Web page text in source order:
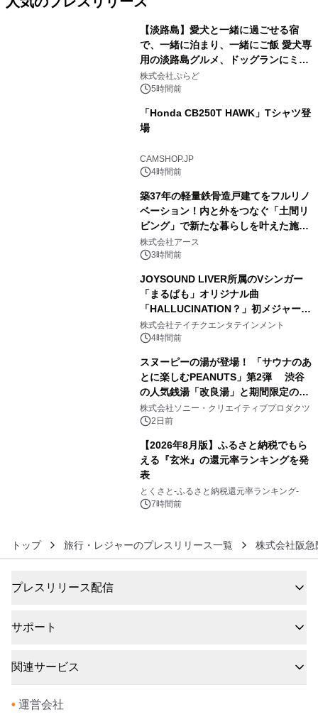
【淡路島】愛犬と一緒に過ごせる宿
で、一緒に泊まり、一緒にご飯 愛犬専
用の淡路島グルメ、ドッグランにミニ
プール グランピングとトレーラーハウ
スの2施設で
株式会社ぷらど
5時間前
「Honda CB250T HAWK」Tシャツ登
場
CAMSHOP.JP
4時間前
築37年の軽量鉄骨造戸建てをフルリノ
ベーション！内と外をつなぐ「土間リ
ビング」で新たな暮らしを叶えた施工
事例を株式会社アースが公開
株式会社アース
3時間前
JOYSOUND LIVER所属のVシンガー
「まるぱも」オリジナル曲
「HALLUCINATION？」初メジャー配
信リリース決定！
株式会社テイチクエンタテインメント
4時間前
スヌーピーの湯が登場！ 「サウナのあ
とに楽しむPEANUTS」第2弾 渋谷
の人気銭湯「改良湯」と期間限定のコ
ラボレーション サウナイキタイコラ
ボグッズも発売決定！
株式会社ソニー・クリエイティブプロダクツ
2日前
【2026年8月版】ふるさと納税でもら
える『玄米』の還元率ランキングを発
表
とくさと-ふるさと納税還元率ランキング-
7時間前
トップ 旅行・レジャーのプレスリリース一覧 株式会社阪
プレスリリース配信
サポート
関連サービス
• 運営会社